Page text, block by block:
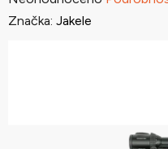
hodnocení
Značka: Jakele